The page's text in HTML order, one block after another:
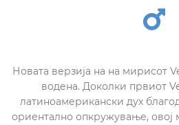
Новата верзија на на мирисот
водена. Доколки првиот
латиноамерикански дух
ориентално опкружување, овој